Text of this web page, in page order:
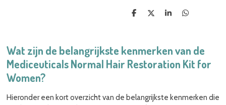
D
D
S
D
Wat zijn de belangrijkste kenmerken van de
Mediceuticals Normal Hair Restoration Kit for
Women?
Hieronder een kort overzicht van de belangrijkste kenmerken die